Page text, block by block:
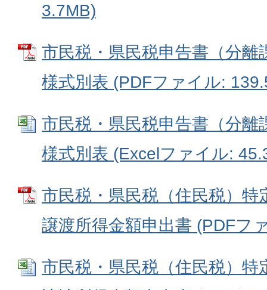
3.7MB)
市民税・県民税申告書（分離
様式別表 (PDFファイル:
市民税・県民税申告書（分離
様式別表 (Excelファイル:
市民税・県民税（住民税）特
譲渡所得金額申出書 (PDFフ
市民税・県民税（住民税）特